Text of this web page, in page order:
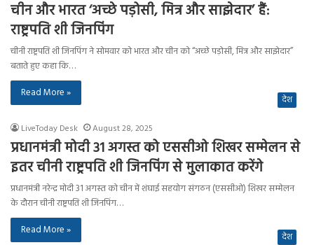
चीन और भारत ‘अच्छे पड़ोसी, मित्र और साझेदार’ हैं:
राष्ट्रपति शी जिनपिंग
चीनी राष्ट्रपति शी जिनपिंग ने सोमवार को भारत और चीन को “अच्छे पड़ोसी, मित्र और साझेदार”
बताते हुए कहा कि…
Read More »
देश
LiveToday Desk August 28, 2025
प्रधानमंत्री मोदी 31 अगस्त को एससीओ शिखर सम्मेलन से
इतर चीनी राष्ट्रपति शी जिनपिंग से मुलाकात करेंगे
प्रधानमंत्री नरेन्द्र मोदी 31 अगस्त को चीन में शंघाई सहयोग संगठन (एससीओ) शिखर सम्मेलन
के दौरान चीनी राष्ट्रपति शी जिनपिंग…
Read More »
देश